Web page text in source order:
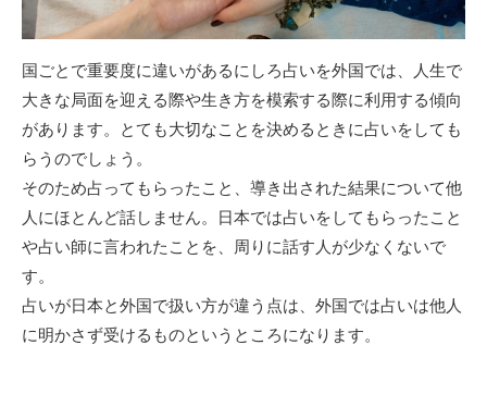
国ごとで重要度に違いがあるにしろ占いを外国では、人生で
大きな局面を迎える際や生き方を模索する際に利用する傾向
があります。とても大切なことを決めるときに占いをしても
らうのでしょう。
そのため占ってもらったこと、導き出された結果について他
人にほとんど話しません。日本では占いをしてもらったこと
や占い師に言われたことを、周りに話す人が少なくないで
す。
占いが日本と外国で扱い方が違う点は、外国では占いは他人
に明かさず受けるものというところになります。